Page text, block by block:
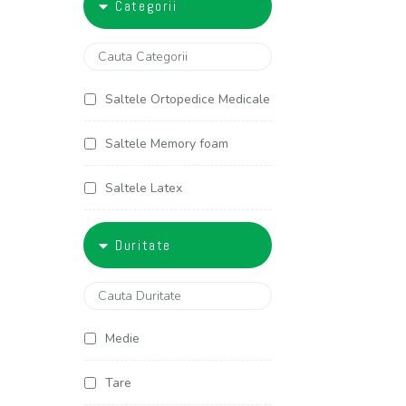
100x200
120x190
120x200
125x200
140x190
140x200
Categorii
Saltele Ortopedice Medicale
Saltele Memory foam
Saltele Latex
Saltele Americane
Duritate
Medie
Tare